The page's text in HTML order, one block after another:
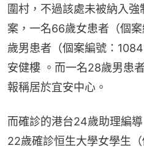
圍村，不過該處未被納入
案，一名66歲女患者（個
歲男患者（個案編號：
安健樓 。而一名28歲男患
報稱居於宜安中心。
而確診的港台24歲助理編
22歲確診恒生大學女學生